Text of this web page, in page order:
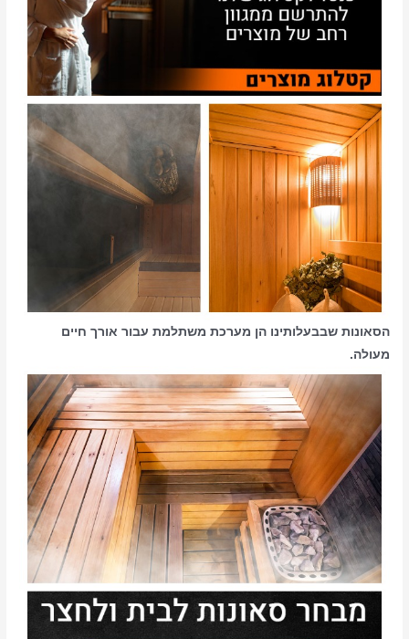
הסאונות שבבעלותינו הן מערכת משתלמת עבור אורך חיים
מעולה.